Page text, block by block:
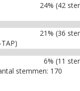
24% (42
21% (36
6% (11
stemmen: 170